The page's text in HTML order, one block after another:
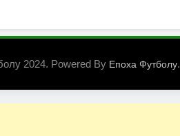
2024. Powered By Епоха Футболу.